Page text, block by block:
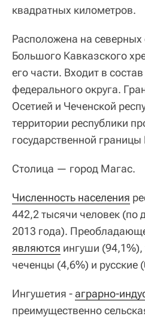
квадратных километров.
Расположена на северных
Большого Кавказского
его части. Входит в
федерального округа.
Осетией и Чеченской
территории республики
государственной границы
Столица — город Магас.
Численность населения
442,2 тысячи человек (по
2013 года).
являются ингуши
чеченцы (4,6%) и русские
Ингушетия -аграрно-
преимущественно